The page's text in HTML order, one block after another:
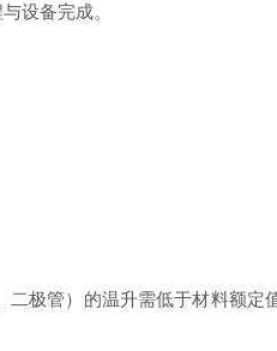
设备完成。
极管）的温升需低于材料额定